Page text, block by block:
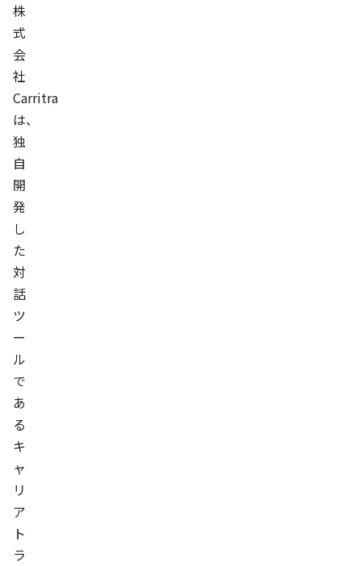
株
式
会
社
Carritra
は、
独
自
開
発
し
た
対
話
ツ
ー
ル
で
あ
る
キ
ャ
リ
ア
ト
ラ